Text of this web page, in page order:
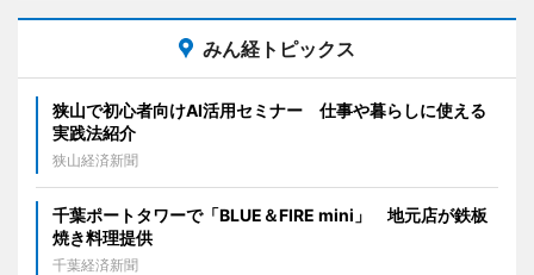
みん経トピックス
狭山で初心者向けAI活用セミナー 仕事や暮らしに使える
実践法紹介
狭山経済新聞
千葉ポートタワーで「BLUE＆FIRE mini」 地元店が鉄板
焼き料理提供
千葉経済新聞